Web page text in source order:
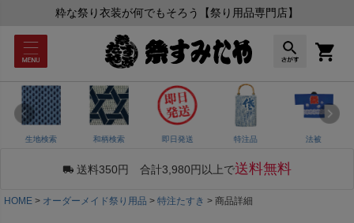
粋な祭り衣装が何でもそろう【祭り用品専門店】
生地検索 和柄検索 即日発送 特注品 法被
送料350円 合計3,980円以上で送料無料
HOME オーダーメイド祭り用品 特注たすき 商品詳細